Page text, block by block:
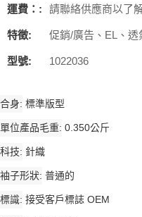
運費：:
請聯絡供應商以了
特徵: 促銷/廣告、EL、透
型號: 1022036
合身 標準版型
單位產品毛重 0.350公斤
科技 針織
袖子形狀 普通的
標識 接受客戶標誌 OEM